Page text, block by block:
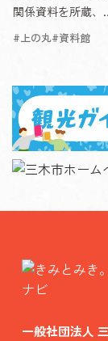
関係資料を所蔵
上の丸 資料館
一般社団法人